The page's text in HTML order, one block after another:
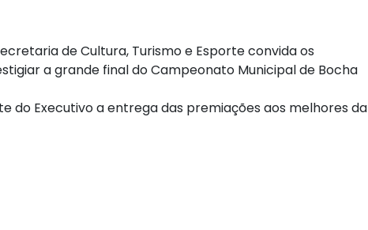
de Cultura, Turismo e Esporte convida os
a grande final do Campeonato Municipal de Bocha
do Executivo a entrega das premiações aos melhores da